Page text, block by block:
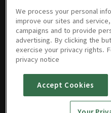
141회
05/31/2025 • 1시간 28분
141회 140회
We process your personal
improve our sites and
campaigns and to provide
advertising. By clicking the
exercise your privacy rights.
privacy notice
Accept Cookies